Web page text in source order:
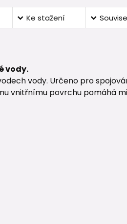
Ke stažení
vody.
vody. Určeno pro
vnitřnímu povrchu pomáhá